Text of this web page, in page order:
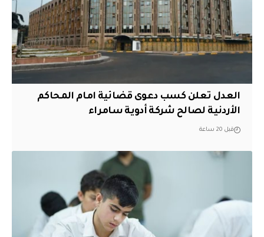
العدل تعلن كسب دعوى قضائية امام المحاكم
الأردنية لصالح شركة أدوية سامراء
قبل 20 ساعة